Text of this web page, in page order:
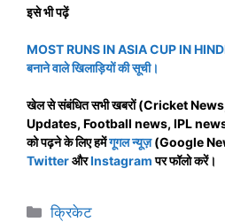
इसे भी पढ़ें
MOST RUNS IN ASIA CUP IN HINDI:
बनाने वाले खिलाड़ियों की सूची।
खेल से संबंधित सभी खबरों (Cricket
Updates, Football news, IPL
को पढ़ने के लिए हमेंगूगल न्यूज़(Google
TwitterऔरInstagramपर फॉलो करें।
Categories
क्रिकेट